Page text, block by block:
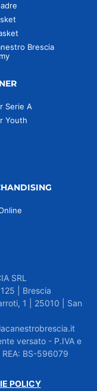
Brescia
Serie A
Youth
SRL
| Brescia
1 | 25010 | San
versato - P.IVA e
BS-596079
POLICY